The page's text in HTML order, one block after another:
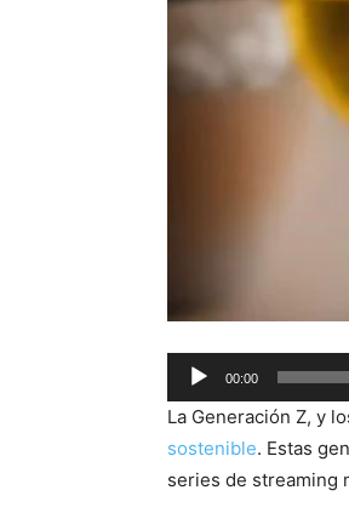
Audio
Player
00:00
La Generación Z, y
sostenible. Estas
series de streaming